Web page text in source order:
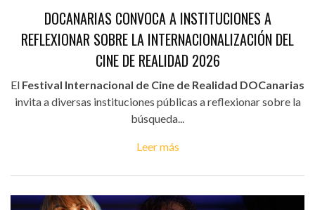
DOCANARIAS CONVOCA A INSTITUCIONES A
REFLEXIONAR SOBRE LA INTERNACIONALIZACIÓN DEL
CINE DE REALIDAD 2026
El Festival Internacional de Cine de Realidad DOCanarias
invita a diversas instituciones públicas a reflexionar sobre la
búsqueda...
Leer más